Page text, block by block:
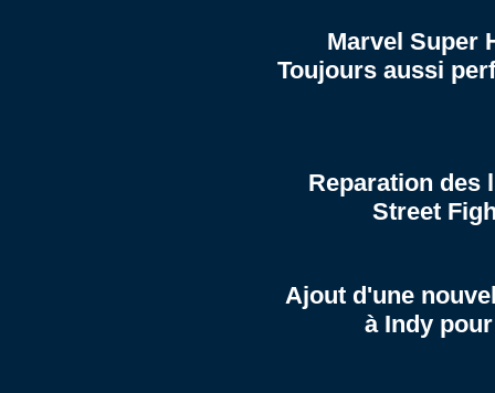
Marvel Super
Toujours aussi
Reparation des
Street
Ajout d'une
à Indy